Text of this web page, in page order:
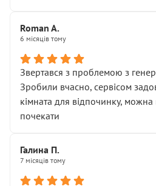
Roman A.
6 місяців тому
Звертався з проблемою з
Зробили вчасно, сервісом
кімната для відпочинку, можна
почекати
Галина П.
7 місяців тому